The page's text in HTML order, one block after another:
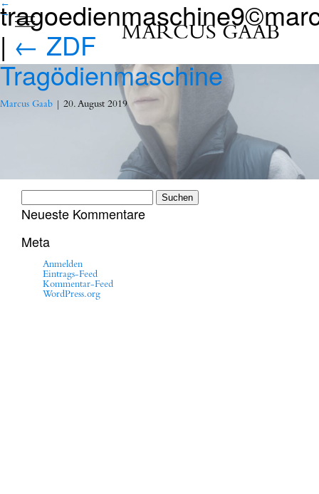
MARCUS GAAB
| ← ZDF
Tragödienmaschine
Marcus Gaab 20. August 2019
←
→
nach:
Neueste Kommentare
Meta
Anmelden
Eintrags-Feed
Kommentar-Feed
WordPress.org